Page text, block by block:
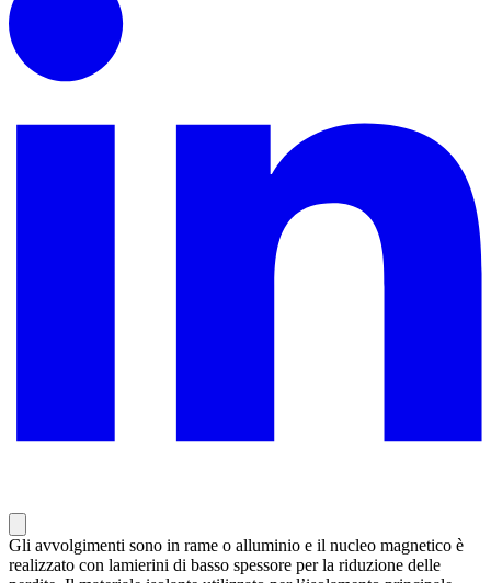
Gli avvolgimenti sono in rame o alluminio e il nucleo magnetico è
realizzato con lamierini di basso spessore per la riduzione delle